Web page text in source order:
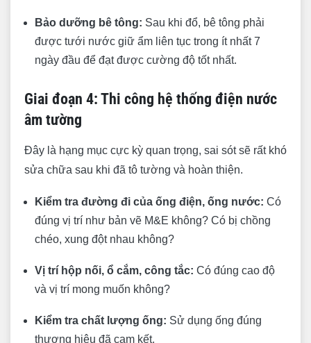
Bảo dưỡng bê tông: Sau khi đổ, bê tông phải
được tưới nước giữ ẩm liên tục trong ít nhất 7
ngày đầu để đạt được cường độ tốt nhất.
Giai đoạn 4: Thi công hệ thống điện nước
âm tường
Đây là hạng mục cực kỳ quan trọng, sai sót sẽ rất khó
sửa chữa sau khi đã tô tường và hoàn thiện.
Kiểm tra đường đi của ống điện, ống nước: Có
đúng vị trí như bản vẽ M&E không? Có bị chồng
chéo, xung đột nhau không?
Vị trí hộp nối, ổ cắm, công tắc: Có đúng cao độ
và vị trí mong muốn không?
Kiểm tra chất lượng ống: Sử dụng ống đúng
thương hiệu đã cam kết.